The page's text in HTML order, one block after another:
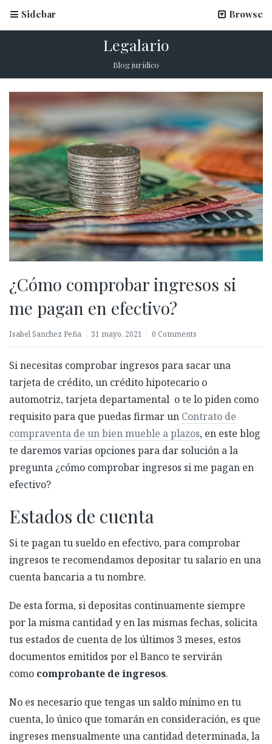
Sidebar Browse
Legalario
Blog jurídico
¿Cómo comprobar ingresos si
me pagan en efectivo?
Isabel Sanchez Peña 31 mayo, 2021 0 Comments
Si necesitas comprobar ingresos para sacar una
tarjeta de crédito, un crédito hipotecario o
automotriz, tarjeta departamental o te lo piden como
requisito para que puedas firmar un Contrato de
compraventa de un bien mueble a plazos, en este blog
te daremos varias opciones para dar solución a la
pregunta ¿cómo comprobar ingresos si me pagan en
efectivo?
Estados de cuenta
Si te pagan tu sueldo en efectivo, para comprobar
ingresos te recomendamos depositar tu salario en una
cuenta bancaria a tu nombre.
De esta forma, si depositas continuamente siempre
por la misma cantidad y en las mismas fechas, solicita
tus estados de cuenta de los últimos 3 meses, estos
documentos emitidos por el Banco te servirán
como comprobante de ingresos.
No es necesario que tengas un saldo mínimo en tu
cuenta, lo único que tomarán en consideración, es que
ingreses mensualmente una cantidad determinada, la